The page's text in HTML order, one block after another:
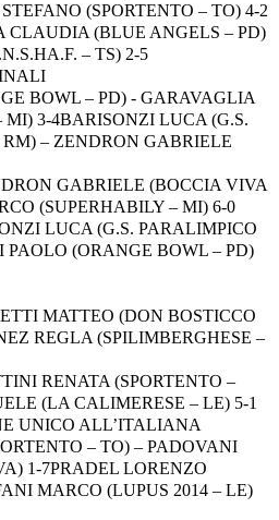
(SPORTENTO – TO) 4-2
CLAUDIA (BLUE ANGELS – PD)
– TS) 2-5
BOWL – PD) - GARAVAGLIA
MI) 3-4BARISONZI LUCA (G.S.
– ZENDRON GABRIELE
GABRIELE (BOCCIA VIVA
(SUPERHABILY – MI) 6-0
LUCA (G.S. PARALIMPICO
PAOLO (ORANGE BOWL – PD)
MATTEO (DON BOSTICCO
REGLA (SPILIMBERGHESE –
RENATA (SPORTENTO –
(LA CALIMERESE – LE) 5-1
UNICO ALL’ITALIANA
– TO) – PADOVANI
1-7PRADEL LORENZO
MARCO (LUPUS 2014 – LE)